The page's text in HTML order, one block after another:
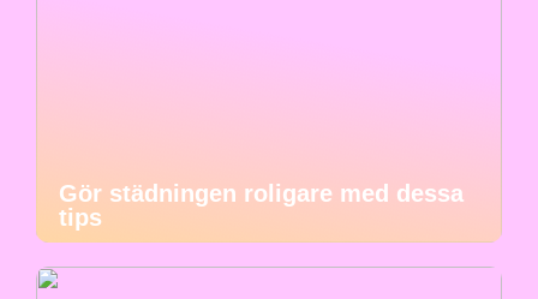
Gör städningen roligare med dessa
tips